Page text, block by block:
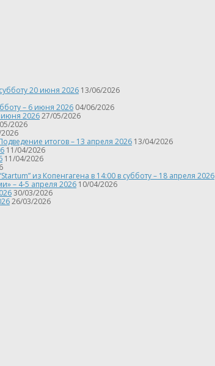
20 июня 2026 13/06/2026
– 6 июня 2026 04/06/2026
202627/05/2026
2026
итогов – 13 апреля 2026 13/04/2026
11/04/2026
11/04/2026
из Копенгагена в 14:00 в субботу – 18 апреля 2026
– 4-5 апреля 2026 10/04/2026
30/03/2026
26/03/2026